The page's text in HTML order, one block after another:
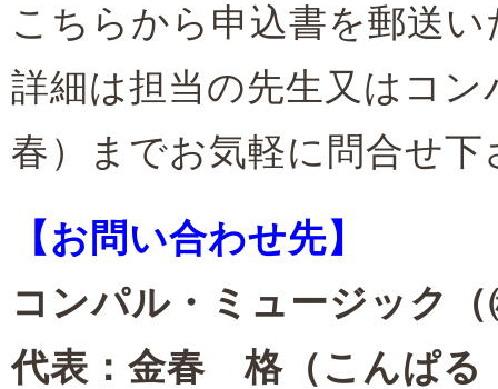
こちらから申込書を郵送
詳細は担当の先生又はコ
春）までお気軽に問合せ下
【お問い合わせ先】
コンパル・ミュージック
代表：金春 格（こんぱ